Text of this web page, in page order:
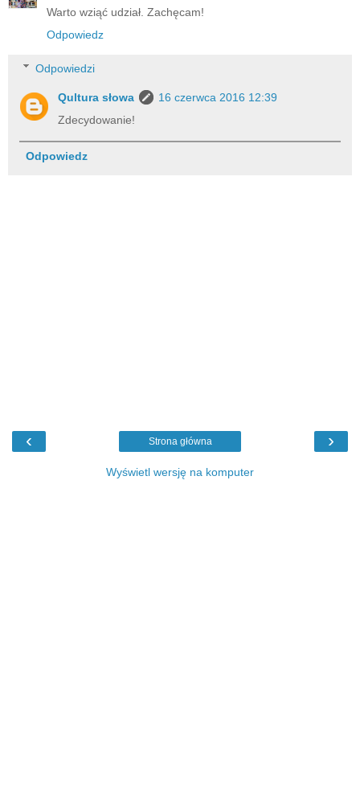
Warto wziąć udział. Zachęcam!
Odpowiedz
Odpowiedzi
Qultura słowa
16 czerwca 2016 12:39
Zdecydowanie!
Odpowiedz
‹ ›
Strona główna
Wyświetl wersję na komputer